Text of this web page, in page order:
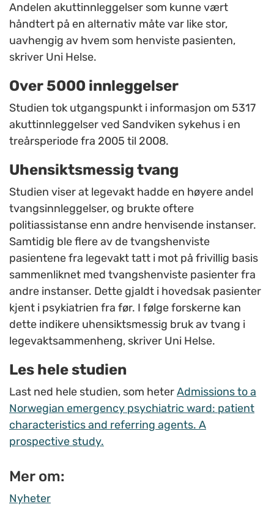
Andelen akuttinnleggelser som kunne vært
håndtert på en alternativ måte var like stor,
uavhengig av hvem som henviste pasienten,
skriver Uni Helse.
Over 5000 innleggelser
Studien tok utgangspunkt i informasjon om 5317
akuttinnleggelser ved Sandviken sykehus i en
treårsperiode fra 2005 til 2008.
Uhensiktsmessig tvang
Studien viser at legevakt hadde en høyere andel
tvangsinnleggelser, og brukte oftere
politiassistanse enn andre henvisende instanser.
Samtidig ble flere av de tvangshenviste
pasientene fra legevakt tatt i mot på frivillig basis
sammenliknet med tvangshenviste pasienter fra
andre instanser. Dette gjaldt i hovedsak pasienter
kjent i psykiatrien fra før. I følge forskerne kan
dette indikere uhensiktsmessig bruk av tvang i
legevaktsammenheng, skriver Uni Helse.
Les hele studien
Last ned hele studien, som heterAdmissions to a
Norwegian emergency psychiatric ward: patient
characteristics and referring agents. A
prospective study.
Mer om:
Nyheter